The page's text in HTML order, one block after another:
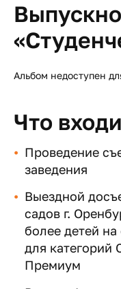
Альбом недоступен
Что
Проведение
заведения
Выездной
садов г.
более детей
для категорий
Премиум